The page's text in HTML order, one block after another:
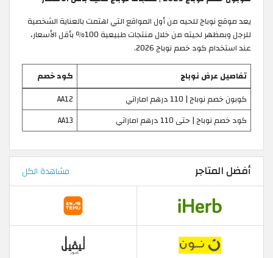
يعد موقع نوباج للحيه من أول المواقع التي اهتمت بالعناية الشخصية
للرجل وبمظهر لحيته من خلال منتجات طبيعية 100٪ بأقل الأسعار،
عند استخدام كود خصم نوباج 2026.
تفاصيل عرض نوباج
كود خصم
كوبون خصم نوباج | 110 درهم اماراتي
AA12
كود خصم نوباج | حتى 110 درهم اماراتي
AA13
أفضل المتاجر مشاهدة الكل